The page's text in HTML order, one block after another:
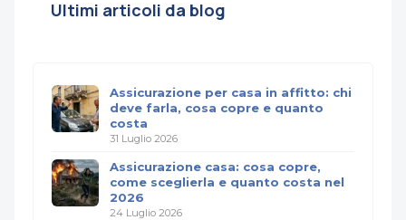
Ultimi articoli da blog
Assicurazione per casa in affitto: chi
deve farla, cosa copre e quanto
costa
31 Luglio 2026
Assicurazione casa: cosa copre,
come sceglierla e quanto costa nel
2026
24 Luglio 2026